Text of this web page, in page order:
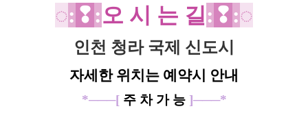
◌: ❢:오 시 는 길: ❢:◌
인천 청라 국제 신도시
자세한 위치는 예약시 안내
*───[주 차 가 능 ]───*